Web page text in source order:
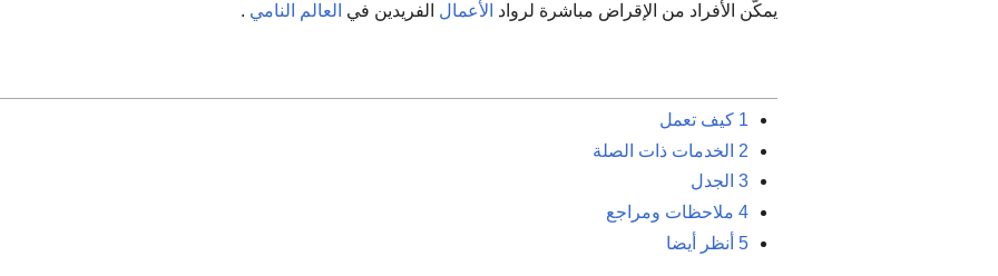
يمكّن الأفراد من الإقراض مباشرة لرواد الأعمال الفريدين في العالم النامي .
1 كيف تعمل
2 الخدمات ذات الصلة
3 الجدل
4 ملاحظات ومراجع
5 أنظر أيضا